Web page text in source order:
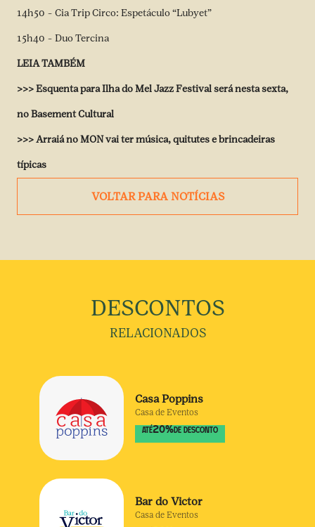
14h50 – Cia Trip Circo: Espetáculo “Lubyet”
15h40 – Duo Tercina
LEIA TAMBÉM
>>>Esquenta para Ilha do Mel Jazz Festival será nesta sexta,
no Basement Cultural
>>>Arraiá no MON vai ter música, quitutes e brincadeiras
típicas
VOLTAR PARA NOTÍCIAS
DESCONTOS
RELACIONADOS
Casa Poppins
Casa de Eventos
ATÉ20% DE DESCONTO
Bar do Victor
Casa de Eventos